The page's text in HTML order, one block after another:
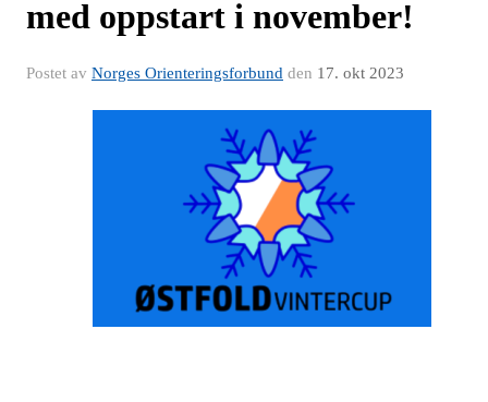
med oppstart i november!
Postet av Norges Orienteringsforbund den 17. okt 2023